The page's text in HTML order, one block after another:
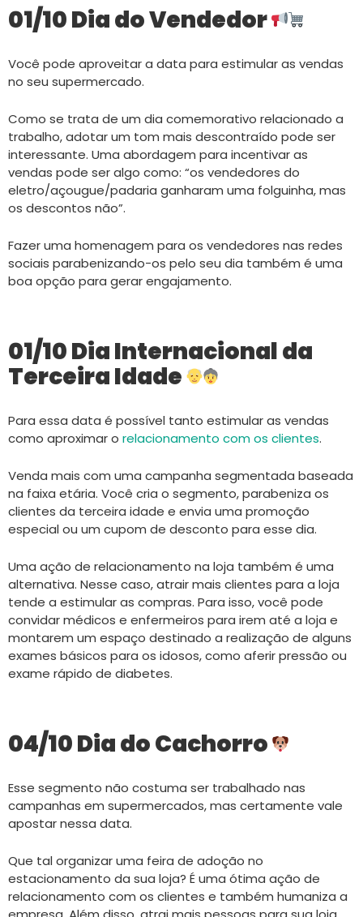
01/10 Dia do Vendedor
Você pode aproveitar a data para estimular as vendas
no seu supermercado.
Como se trata de um dia comemorativo relacionado a
trabalho, adotar um tom mais descontraído pode ser
interessante. Uma abordagem para incentivar as
vendas pode ser algo como: “os vendedores do
eletro/açougue/padaria ganharam uma folguinha, mas
os descontos não”.
Fazer uma homenagem para os vendedores nas redes
sociais parabenizando-os pelo seu dia também é uma
boa opção para gerar engajamento.
01/10 Dia Internacional da
Terceira Idade
Para essa data é possível tanto estimular as vendas
como aproximar o relacionamento com os clientes.
Venda mais com uma campanha segmentada baseada
na faixa etária. Você cria o segmento, parabeniza os
clientes da terceira idade e envia uma promoção
especial ou um cupom de desconto para esse dia.
Uma ação de relacionamento na loja também é uma
alternativa. Nesse caso, atrair mais clientes para a loja
tende a estimular as compras. Para isso, você pode
convidar médicos e enfermeiros para irem até a loja e
montarem um espaço destinado a realização de alguns
exames básicos para os idosos, como aferir pressão ou
exame rápido de diabetes.
04/10 Dia do Cachorro
Esse segmento não costuma ser trabalhado nas
campanhas em supermercados, mas certamente vale
apostar nessa data.
Que tal organizar uma feira de adoção no
estacionamento da sua loja? É uma ótima ação de
relacionamento com os clientes e também humaniza a